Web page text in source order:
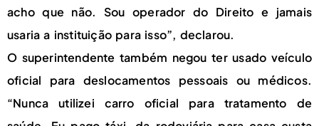
acho que não. Sou operador do Direito e jamais
usaria a instituição para isso”, declarou.
O superintendente também negou ter usado veículo
oficial para deslocamentos pessoais ou médicos.
“Nunca utilizei carro oficial para tratamento de